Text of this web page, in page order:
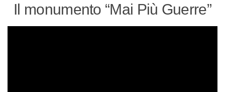
Storia
Il monumento “Mai Più Guerre”